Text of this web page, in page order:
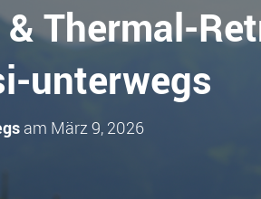
Thermal-
unterwegs
am März 9, 2026